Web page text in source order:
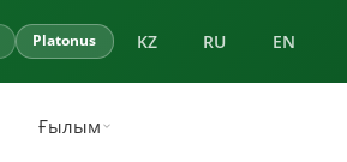
Platonus KZ RU EN
Ғылым